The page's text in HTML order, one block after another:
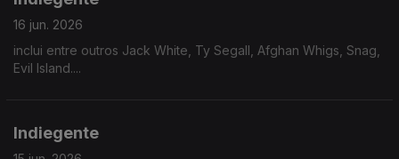
16 jun. 2026
inclui entre outros Jack White, Ty Segall, Afghan Whigs, Snag,
Evil Island....
Indiegente